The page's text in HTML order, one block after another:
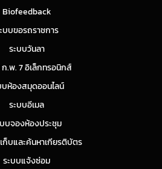
Biofeedback
บบขอรถราชการ
ระบบวันลา
ก.พ. 7 อิเล็กทรอนิกส์
บห้องสมุดออนไลน์
ระบบอีเมล
บจองห้องประชุม
ก็บและค้นหาเกียรติบัตร
ระบบแจ้งซ่อม